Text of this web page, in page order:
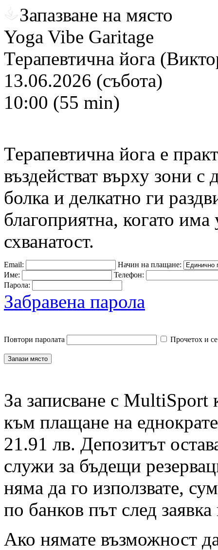
Запазване на място
Yoga Vibe Garitage
Терапевтична йога
13.06.2026 (събота)
10:00 (55 min)
Терапевтична йога е
въздействат върху зони
болка и делкатно ги
благоприятна, когато
схванатост.
Email:
Начин на плащане:
Име:
Телефон:
Парола:
Забравена парола
Повтори паролата Прочетох и
За записване с MultiSport
към плащане на
21.91 лв. Депозитът
служи за бъдещи
няма да го използвате,
по банков път след
Ако нямате възможност